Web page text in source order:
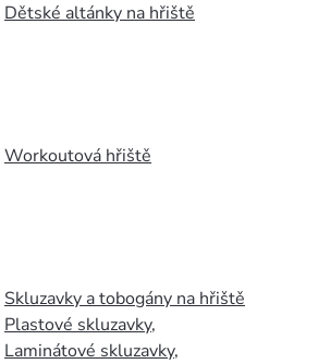
Dětské altánky na hřiště
Workoutová hřiště
Skluzavky a tobogány na hřiště
Plastové skluzavky,
Laminátové skluzavky,